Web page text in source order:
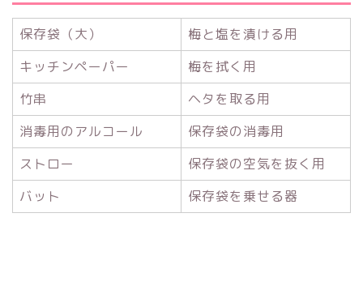
保存袋（大）
梅と塩を漬ける用
キッチンペーパー
梅を拭く用
竹串
ヘタを取る用
消毒用のアルコール
保存袋の消毒用
ストロー
保存袋の空気を抜く用
バット
保存袋を乗せる器